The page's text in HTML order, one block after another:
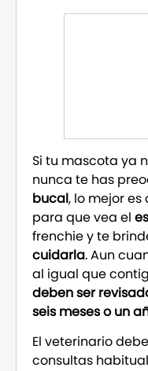
Si tu mascota ya
nunca te has
bucal, lo mejor es
para que vea el
frenchie y te
cuidarla. Aun
al igual que
deben ser
seis meses o un
El veterinario
consultas